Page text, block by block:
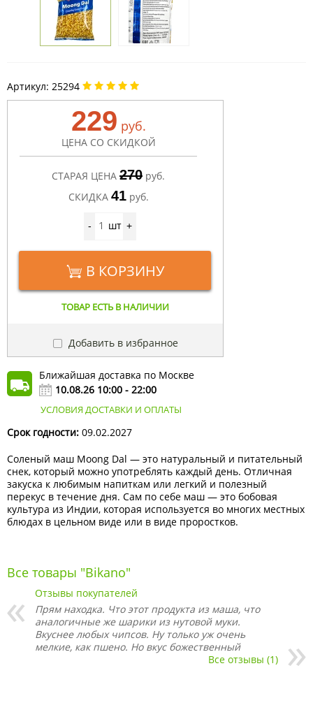
Артикул: 25294
229 руб.
ЦЕНА СО СКИДКОЙ
СТАРАЯ ЦЕНА 270 руб.
СКИДКА 41 руб.
- шт +
В КОРЗИНУ
ТОВАР ЕСТЬ В НАЛИЧИИ
Добавить в избранное
Ближайшая доставка по Москве
10.08.26 10:00 - 22:00
УСЛОВИЯ ДОСТАВКИ И ОПЛАТЫ
Срок годности: 09.02.2027
Соленый маш Moong Dal — это натуральный и питательный
снек, который можно употреблять каждый день. Отличная
закуска к любимым напиткам или легкий и полезный
перекус в течение дня. Сам по себе маш — это бобовая
культура из Индии, которая используется во многих местных
блюдах в цельном виде или в виде проростков.
Все товары "Bikano"
Отзывы покупателей
Прям находка. Что этот продукта из маша, что
аналогичные же шарики из нутовой муки.
Вкуснее любых чипсов. Ну только уж очень
мелкие, как пшено. Но вкус божественный
Все отзывы (1)